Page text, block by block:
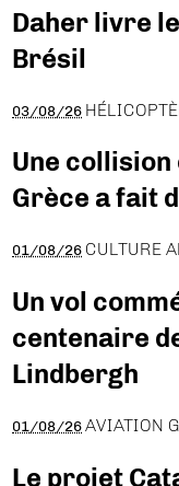
Daher livre
Brésil
03/08/26
Une collision
Grèce a fait
01/08/26 CULTURE
Un vol
centenaire
Lindbergh
01/08/26 AVIATION
Le projet